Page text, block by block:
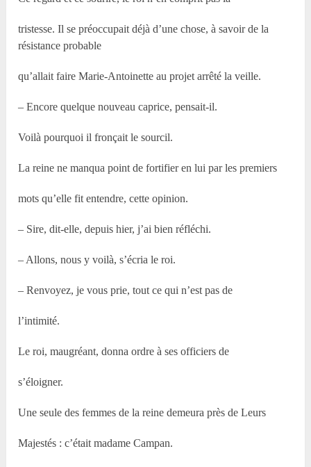
tristesse. Il se préoccupait déjà d’une chose, à savoir de la
résistance probable
qu’allait faire Marie-Antoinette au projet arrêté la veille.
– Encore quelque nouveau caprice, pensait-il.
Voilà pourquoi il fronçait le sourcil.
La reine ne manqua point de fortifier en lui par les premiers
mots qu’elle fit entendre, cette opinion.
– Sire, dit-elle, depuis hier, j’ai bien réfléchi.
– Allons, nous y voilà, s’écria le roi.
– Renvoyez, je vous prie, tout ce qui n’est pas de
l’intimité.
Le roi, maugréant, donna ordre à ses officiers de
s’éloigner.
Une seule des femmes de la reine demeura près de Leurs
Majestés : c’était madame Campan.